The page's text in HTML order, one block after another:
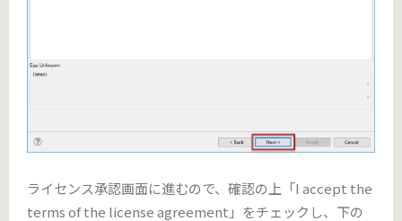
ライセンス承認画面に進むので、確認の上「I accept the
terms of the license agreement」をチェックし、下の